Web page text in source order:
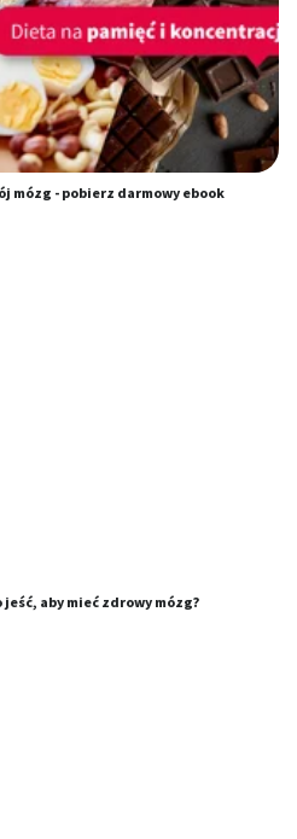
mózg - pobierz darmowy ebook
aby mieć zdrowy mózg?
źródeł
danych do
geolokalizacyjnych